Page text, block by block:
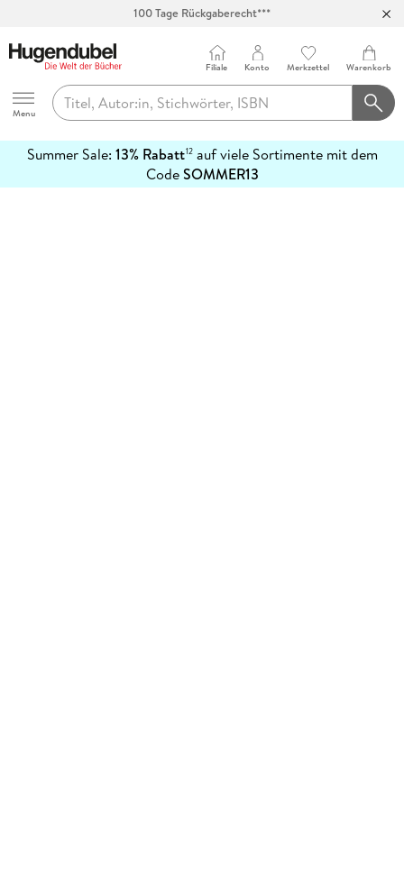
100 Tage Rückgaberecht***
Hugendubel
Menu
Filiale Konto Merkzettel Warenkorb
Summer Sale: 13% Rabatt12auf viele Sortimente mit dem
CodeSOMMER13
erfahren